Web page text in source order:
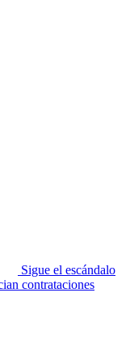
Sigue el escándalo
contrataciones